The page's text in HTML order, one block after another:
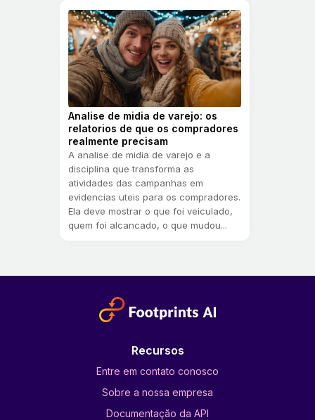
Analise de midia de varejo: os
relatorios de que os compradores
realmente precisam
A analise de midia de varejo e a
disciplina que transforma as
atividades das campanhas em
evidencias uteis para os compradores.
Ela deve mostrar o que foi veiculado,
quem foi alcancado, o que mudou...
Recursos
Entre em contato conosco
Sobre a nossa empresa
Documentação da API